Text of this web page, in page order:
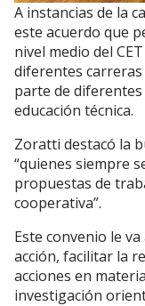
A instancias de la
este acuerdo que
nivel medio del
diferentes
parte de
educación técnica.
Zoratti destacó la
“quienes siempre
propuestas de
cooperativa”.
Este convenio le
acción, facilitar la
acciones en
investigación